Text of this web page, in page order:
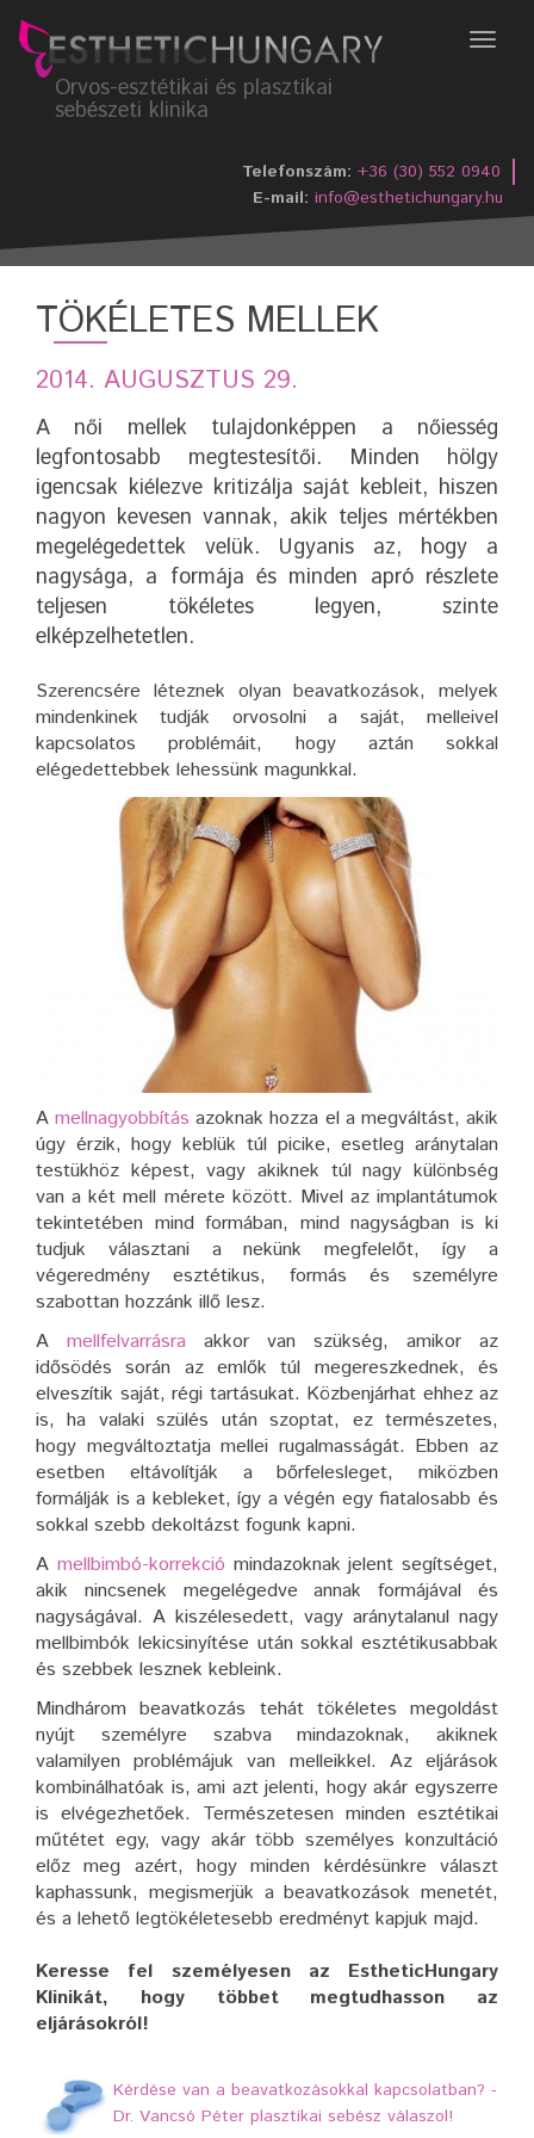
Menü
Orvos-esztétikai és plasztikai
sebészeti klinika
Telefonszám: +36 (30) 552 0940
E-mail: info@esthetichungary.hu
TÖKÉLETES MELLEK
2014. AUGUSZTUS 29.
A női mellek tulajdonképpen a nőiesség
legfontosabb megtestesítői. Minden hölgy
igencsak kiélezve kritizálja saját kebleit, hiszen
nagyon kevesen vannak, akik teljes mértékben
megelégedettek velük. Ugyanis az, hogy a
nagysága, a formája és minden apró részlete
teljesen tökéletes legyen, szinte
elképzelhetetlen.
Szerencsére léteznek olyan beavatkozások, melyek
mindenkinek tudják orvosolni a saját, melleivel
kapcsolatos problémáit, hogy aztán sokkal
elégedettebbek lehessünk magunkkal.
Amellnagyobbítás azoknak hozza el a megváltást, akik
úgy érzik, hogy keblük túl picike, esetleg aránytalan
testükhöz képest, vagy akiknek túl nagy különbség
van a két mell mérete között. Mivel az implantátumok
tekintetében mind formában, mind nagyságban is ki
tudjuk választani a nekünk megfelelőt, így a
végeredmény esztétikus, formás és személyre
szabottan hozzánk illő lesz.
A mellfelvarrásra akkor van szükség, amikor az
idősödés során az emlők túl megereszkednek, és
elveszítik saját, régi tartásukat. Közbenjárhat ehhez az
is, ha valaki szülés után szoptat, ez természetes,
hogy megváltoztatja mellei rugalmasságát. Ebben az
esetben eltávolítják a bőrfelesleget, miközben
formálják is a kebleket, így a végén egy fiatalosabb és
sokkal szebb dekoltázst fogunk kapni.
A mellbimbó-korrekció mindazoknak jelent segítséget,
akik nincsenek megelégedve annak formájával és
nagyságával. A kiszélesedett, vagy aránytalanul nagy
mellbimbók lekicsinyítése után sokkal esztétikusabbak
és szebbek lesznek kebleink.
Mindhárom beavatkozás tehát tökéletes megoldást
nyújt személyre szabva mindazoknak, akiknek
valamilyen problémájuk van melleikkel. Az eljárások
kombinálhatóak is, ami azt jelenti, hogy akár egyszerre
is elvégezhetőek. Természetesen minden esztétikai
műtétet egy, vagy akár több személyes konzultáció
előz meg azért, hogy minden kérdésünkre választ
kaphassunk, megismerjük a beavatkozások menetét,
és a lehető legtökéletesebb eredményt kapjuk majd.
Keresse fel személyesen az EstheticHungary
Klinikát, hogy többet megtudhasson az
eljárásokról!
Kérdése van a beavatkozásokkal kapcsolatban? -
Dr. Vancsó Péter plasztikai sebész válaszol!